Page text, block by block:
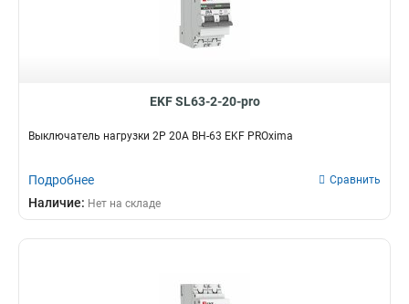
EKF SL63-2-20-pro
Выключатель нагрузки 2P 20А ВН-63 EKF PROxima
Подробнее Сравнить
Наличие: Нет на складе